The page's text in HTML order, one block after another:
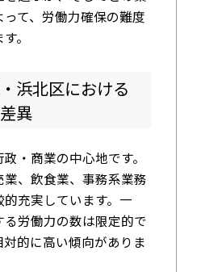
て、労働力確保の難度
。
浜北区における
異
・商業の中心地です。
、飲食業、事務系業務
充実しています。一
労働力の数は限定的で
的に高い傾向がありま